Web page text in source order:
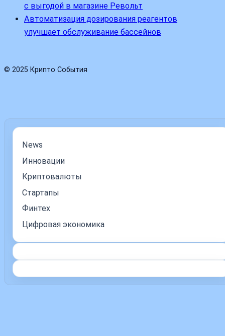
с выгодой в магазине Револьт
Автоматизация дозирования реагентов
улучшает обслуживание бассейнов
© 2025 Крипто События
News
Инновации
Криптовалюты
Стартапы
Финтех
Цифровая экономика